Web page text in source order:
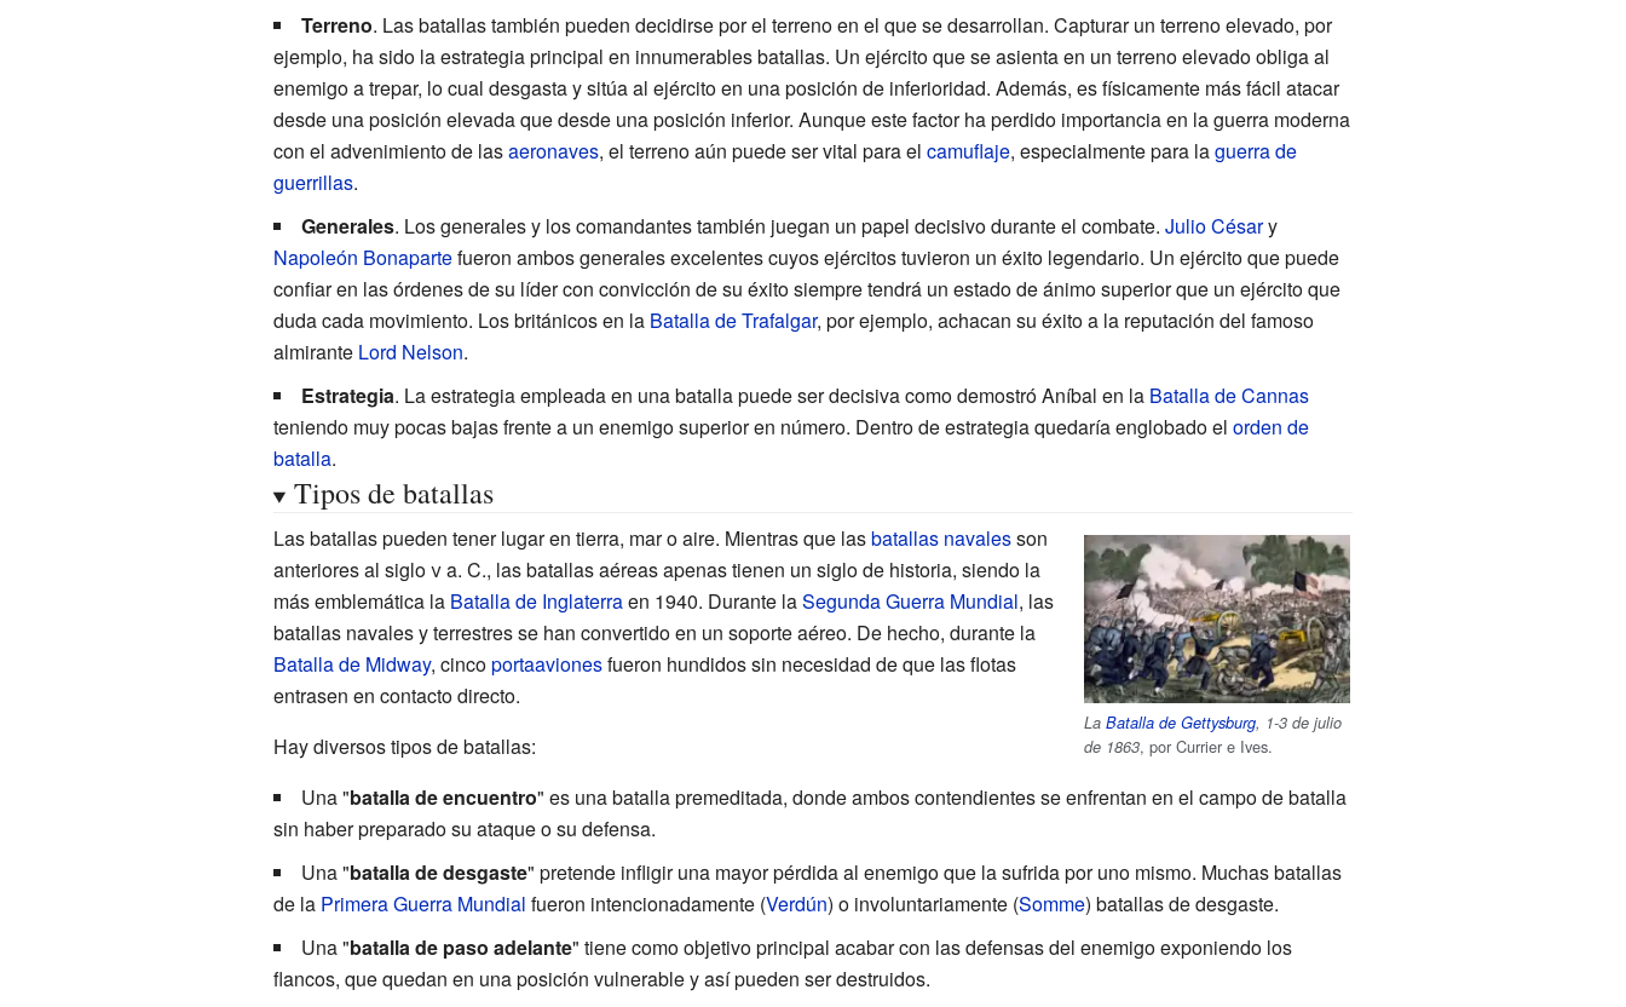
Terreno. Las batallas también pueden decidirse por el terreno en el que se desarrollan. Capturar un terreno elevado, por
ejemplo, ha sido la estrategia principal en innumerables batallas. Un ejército que se asienta en un terreno elevado obliga al
enemigo a trepar, lo cual desgasta y sitúa al ejército en una posición de inferioridad. Además, es físicamente más fácil atacar
desde una posición elevada que desde una posición inferior. Aunque este factor ha perdido importancia en la guerra moderna
con el advenimiento de lasaeronaves, el terreno aún puede ser vital para el camuflaje, especialmente para laguerra de
guerrillas.
Generales. Los generales y los comandantes también juegan un papel decisivo durante el combate. Julio Césary
Napoleón Bonapartefueron ambos generales excelentes cuyos ejércitos tuvieron un éxito legendario. Un ejército que puede
confiar en las órdenes de su líder con convicción de su éxito siempre tendrá un estado de ánimo superior que un ejército que
duda cada movimiento. Los británicos en la Batalla de Trafalgar, por ejemplo, achacan su éxito a la reputación del famoso
almirante Lord Nelson.
Estrategia. La estrategia empleada en una batalla puede ser decisiva como demostró Aníbal en la Batalla de Cannas
teniendo muy pocas bajas frente a un enemigo superior en número. Dentro de estrategia quedaría englobado el orden de
batalla.
Tipos de batallas
LaBatalla de Gettysburg, 1-3 de julio
de 1863, por Currier e Ives.
Las batallas pueden tener lugar en tierra, mar o aire. Mientras que lasbatallas navalesson
anteriores al siglova. C., las batallas aéreas apenas tienen un siglo de historia, siendo la
más emblemática la Batalla de Inglaterraen 1940. Durante laSegunda Guerra Mundial, las
batallas navales y terrestres se han convertido en un soporte aéreo. De hecho, durante la
Batalla de Midway, cincoportaavionesfueron hundidos sin necesidad de que las flotas
entrasen en contacto directo.
Hay diversos tipos de batallas:
Una "batalla de encuentro" es una batalla premeditada, donde ambos contendientes se enfrentan en el campo de batalla
sin haber preparado su ataque o su defensa.
Una "batalla de desgaste" pretende infligir una mayor pérdida al enemigo que la sufrida por uno mismo. Muchas batallas
de la Primera Guerra Mundial fueron intencionadamente (Verdún) o involuntariamente (Somme) batallas de desgaste.
Una "batalla de paso adelante" tiene como objetivo principal acabar con las defensas del enemigo exponiendo los
flancos, que quedan en una posición vulnerable y así pueden ser destruidos.